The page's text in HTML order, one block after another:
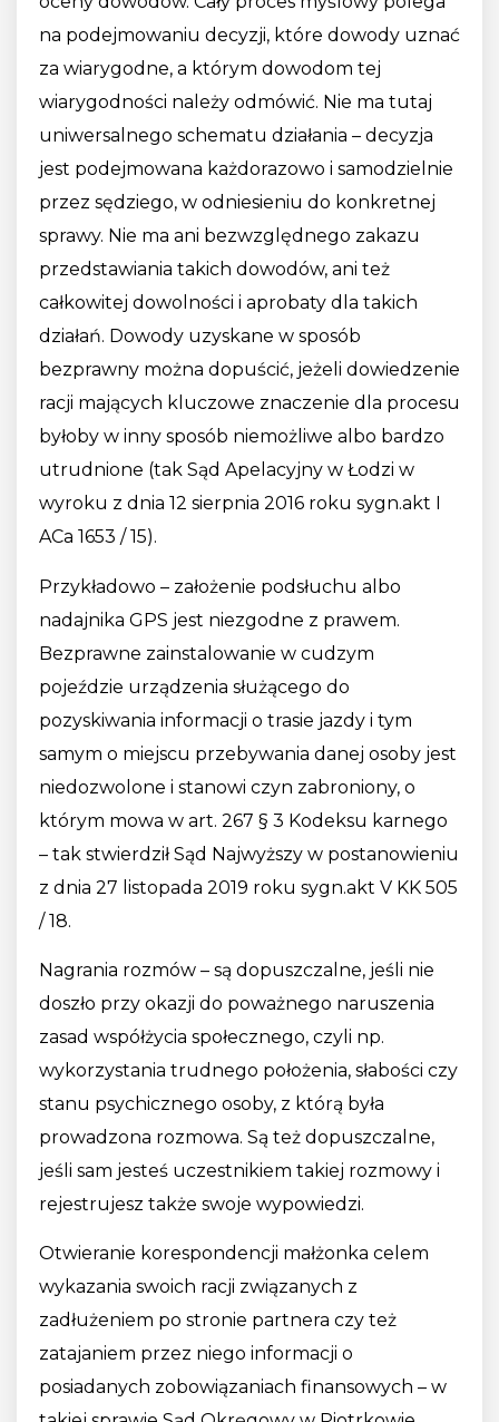
na podejmowaniu decyzji, które dowody uznać
za wiarygodne, a którym dowodom tej
wiarygodności należy odmówić. Nie ma tutaj
uniwersalnego schematu działania – decyzja
jest podejmowana każdorazowo i samodzielnie
przez sędziego, w odniesieniu do konkretnej
sprawy. Nie ma ani bezwzględnego zakazu
przedstawiania takich dowodów, ani też
całkowitej dowolności i aprobaty dla takich
działań. Dowody uzyskane w sposób
bezprawny można dopuścić, jeżeli dowiedzenie
racji mających kluczowe znaczenie dla procesu
byłoby w inny sposób niemożliwe albo bardzo
utrudnione (tak Sąd Apelacyjny w Łodzi w
wyroku z dnia 12 sierpnia 2016 roku sygn.akt I
ACa 1653 / 15).
Przykładowo – założenie podsłuchu albo
nadajnika GPS jest niezgodne z prawem.
Bezprawne zainstalowanie w cudzym
pojeździe urządzenia służącego do
pozyskiwania informacji o trasie jazdy i tym
samym o miejscu przebywania danej osoby jest
niedozwolone i stanowi czyn zabroniony, o
którym mowa w art. 267 § 3 Kodeksu karnego
– tak stwierdził Sąd Najwyższy w postanowieniu
z dnia 27 listopada 2019 roku sygn.akt V KK 505
/ 18.
Nagrania rozmów – są dopuszczalne, jeśli nie
doszło przy okazji do poważnego naruszenia
zasad współżycia społecznego, czyli np.
wykorzystania trudnego położenia, słabości czy
stanu psychicznego osoby, z którą była
prowadzona rozmowa. Są też dopuszczalne,
jeśli sam jesteś uczestnikiem takiej rozmowy i
rejestrujesz także swoje wypowiedzi.
Otwieranie korespondencji małżonka celem
wykazania swoich racji związanych z
zadłużeniem po stronie partnera czy też
zatajaniem przez niego informacji o
posiadanych zobowiązaniach finansowych – w